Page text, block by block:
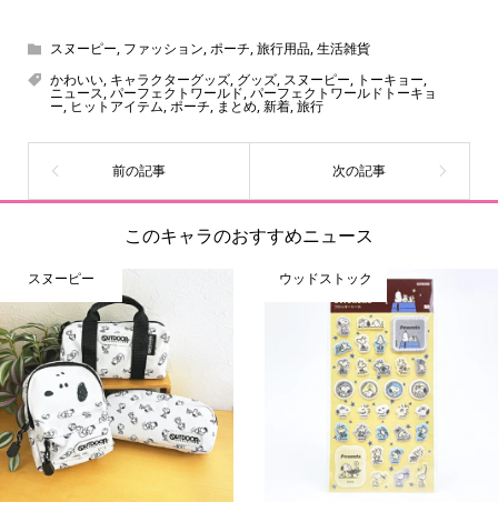
スヌーピー, ファッション,ポーチ,旅行用品,生活雑貨
かわいい, キャラクターグッズ, グッズ, スヌーピー, トーキョー,
ニュース,パーフェクトワールド,パーフェクトワールドトーキョ
ー, ヒットアイテム,ポーチ, まとめ,新着,旅行
このキャラのおすすめニュース
スヌーピー ウッドストック